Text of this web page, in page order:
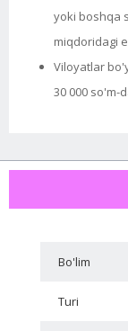
yoki boshqa
miqdoridagi
Viloyatlar
30 000 so'm-
Bo'lim
Turi